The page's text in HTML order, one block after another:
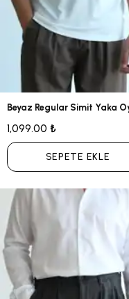
1,099.00 ₺
SEPETE EKLE